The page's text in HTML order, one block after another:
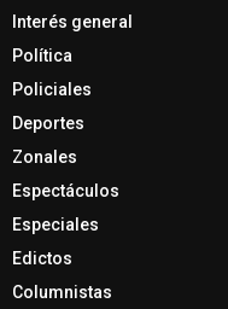
Interés general
Política
Policiales
Deportes
Zonales
Espectáculos
Especiales
Edictos
Columnistas